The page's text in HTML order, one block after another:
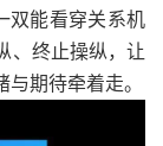
双能看穿关系机
、终止操纵，让
期待牵着走。